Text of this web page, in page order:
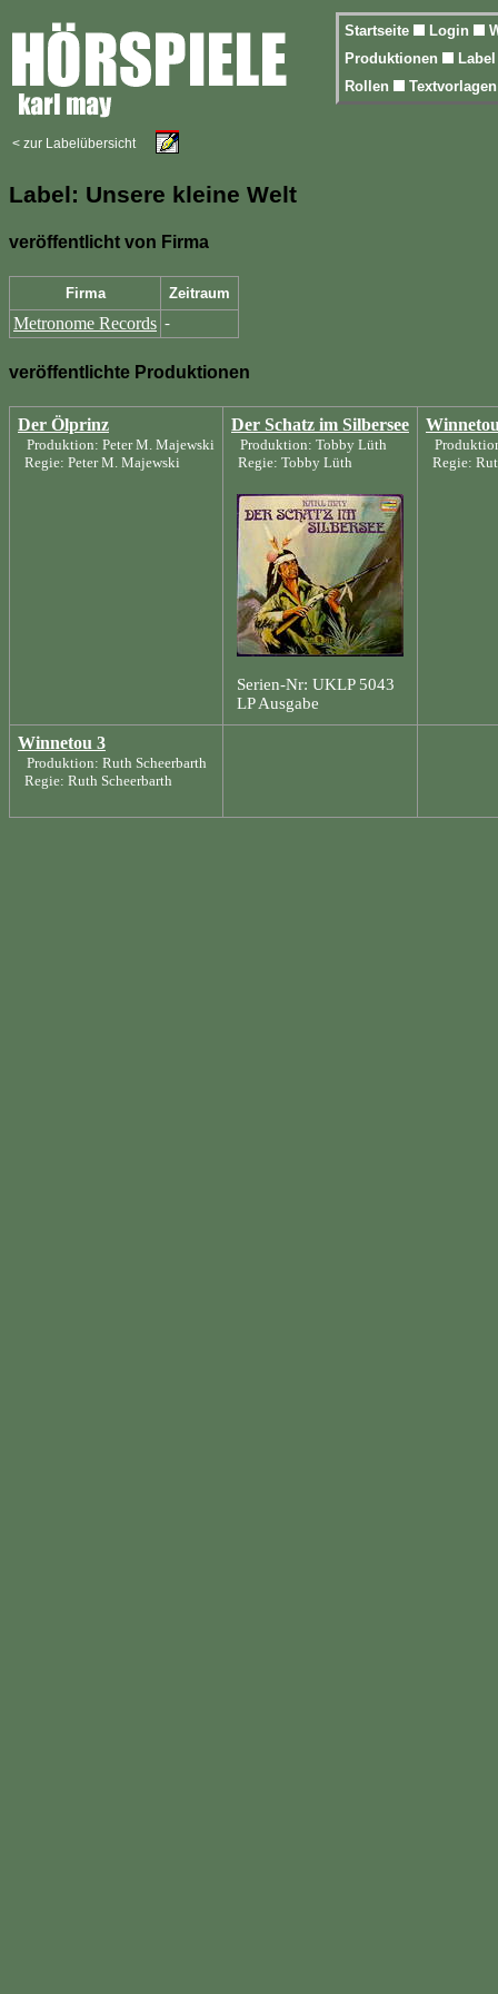
Startseite Login
Produktionen
Rollen
< zur Labelübersicht
Label: Unsere kleine Welt
veröffentlicht von Firma
Firma Zeitraum
Metronome Records -
veröffentlichte Produktionen
Der Ölprinz
Produktion: Peter M. Majewski
Regie: Peter M. Majewski
Der Schatz im Silbersee
Produktion: Tobby Lüth
Regie: Tobby Lüth
Serien-Nr: UKLP 5043
LP Ausgabe
Regie:
Winnetou 3
Produktion: Ruth Scheerbarth
Regie: Ruth Scheerbarth